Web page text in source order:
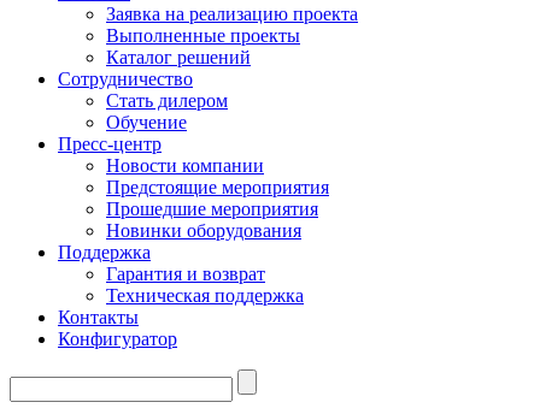
Заявка на реализацию проекта
Выполненные проекты
Каталог решений
Сотрудничество
Стать дилером
Обучение
Пресс-центр
Новости компании
Предстоящие мероприятия
Прошедшие мероприятия
Новинки оборудования
Поддержка
Гарантия и возврат
Техническая поддержка
Контакты
Конфигуратор